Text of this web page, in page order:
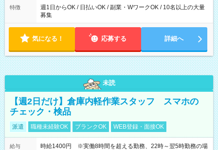
特徴
週1日からOK / 日払いOK / 副業・WワークOK / 10名以上の大量
募集
気になる！ 応募する 詳細へ
未読
【週2日だけ】倉庫内軽作業スタッフ スマホの
チェック・検品
派遣 職種未経験OK ブランクOK WEB登録・面接OK
給与
時給1400円 ※実働8時間を超える勤務、22時～翌5時勤務の場